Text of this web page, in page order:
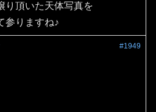
り頂いた天体写真を
参りますね♪
#1949